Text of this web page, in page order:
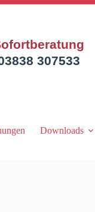
307533
Downloads